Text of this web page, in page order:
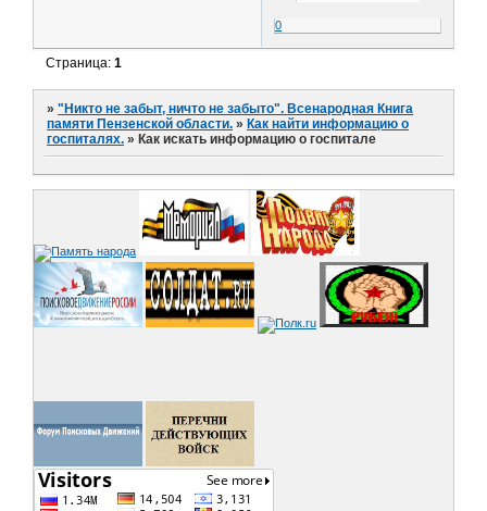
0
Страница:1
»"Никто не забыт, ничто не забыто". Всенародная Книга
памяти Пензенской области. » Как найти информацию о
госпиталях. » Как искать информацию о госпитале